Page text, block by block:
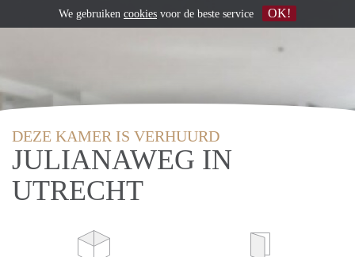
DEZE KAMER IS VERHUURD
JULIANAWEG IN
UTRECHT
We gebruiken cookies voor de beste service OK!